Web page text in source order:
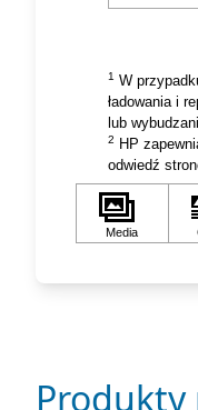
1 W
ładowania i
lub
2 HP
odwiedź
Produkty